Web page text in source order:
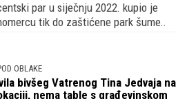
par u siječnju 2022. kupio je
tik do zaštićene park šume..
OBLAKE
bivšeg Vatrenog Tina Jedvaja na
nema table s građevinskom